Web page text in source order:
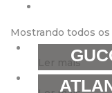
Mostrando todos
Ler mais